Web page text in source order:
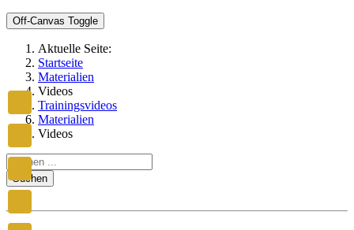
Off-Canvas Toggle
Aktuelle Seite:
Startseite
Materialien
Videos
Trainingsvideos
Materialien
Videos
Suchen